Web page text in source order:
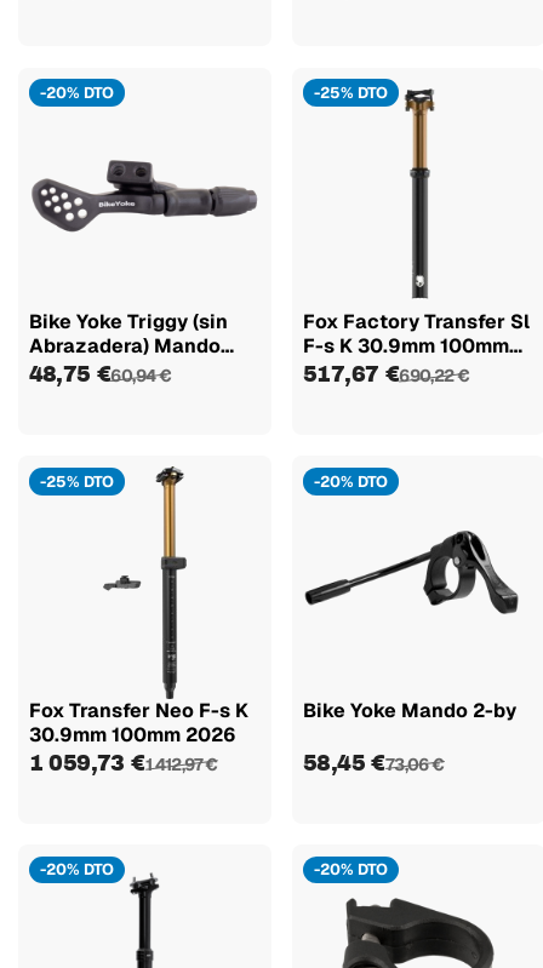
-20% DTO
Bike Yoke Triggy (sin
Abrazadera) Mando
Canote...
48,75 €60,94 €
-25% DTO
Fox Factory Transfer Sl
F-s K 30.9mm 100mm
2024
517,67 €690,22 €
-25% DTO
Fox Transfer Neo F-s K
30.9mm 100mm 2026
1 059,73 €1 412,97 €
-20% DTO
Bike Yoke Mando 2-by
58,45 €73,06 €
-20% DTO -20% DTO